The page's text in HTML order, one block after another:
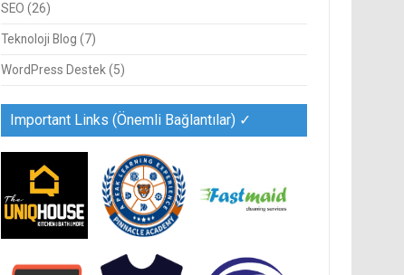
SEO (26)
Teknoloji Blog (7)
WordPress Destek (5)
Important Links (Önemli Bağlantılar) ✓